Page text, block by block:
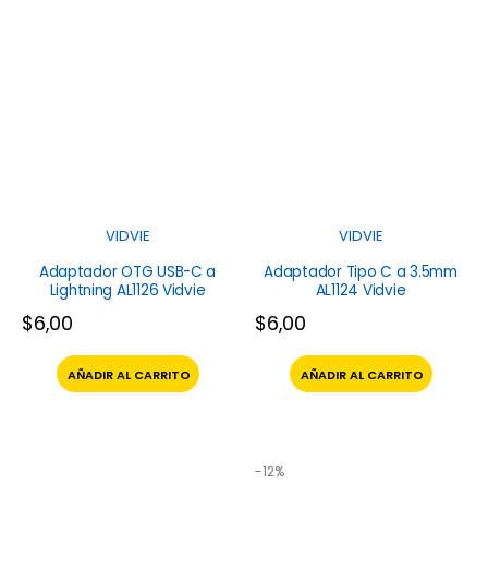
VIDVIE
Adaptador OTG USB-C a
Lightning AL1126 Vidvie
$6,00
AÑADIR AL CARRITO
VIDVIE
Adaptador Tipo C a 3.5mm
AL1124 Vidvie
$6,00
AÑADIR AL CARRITO
-12%